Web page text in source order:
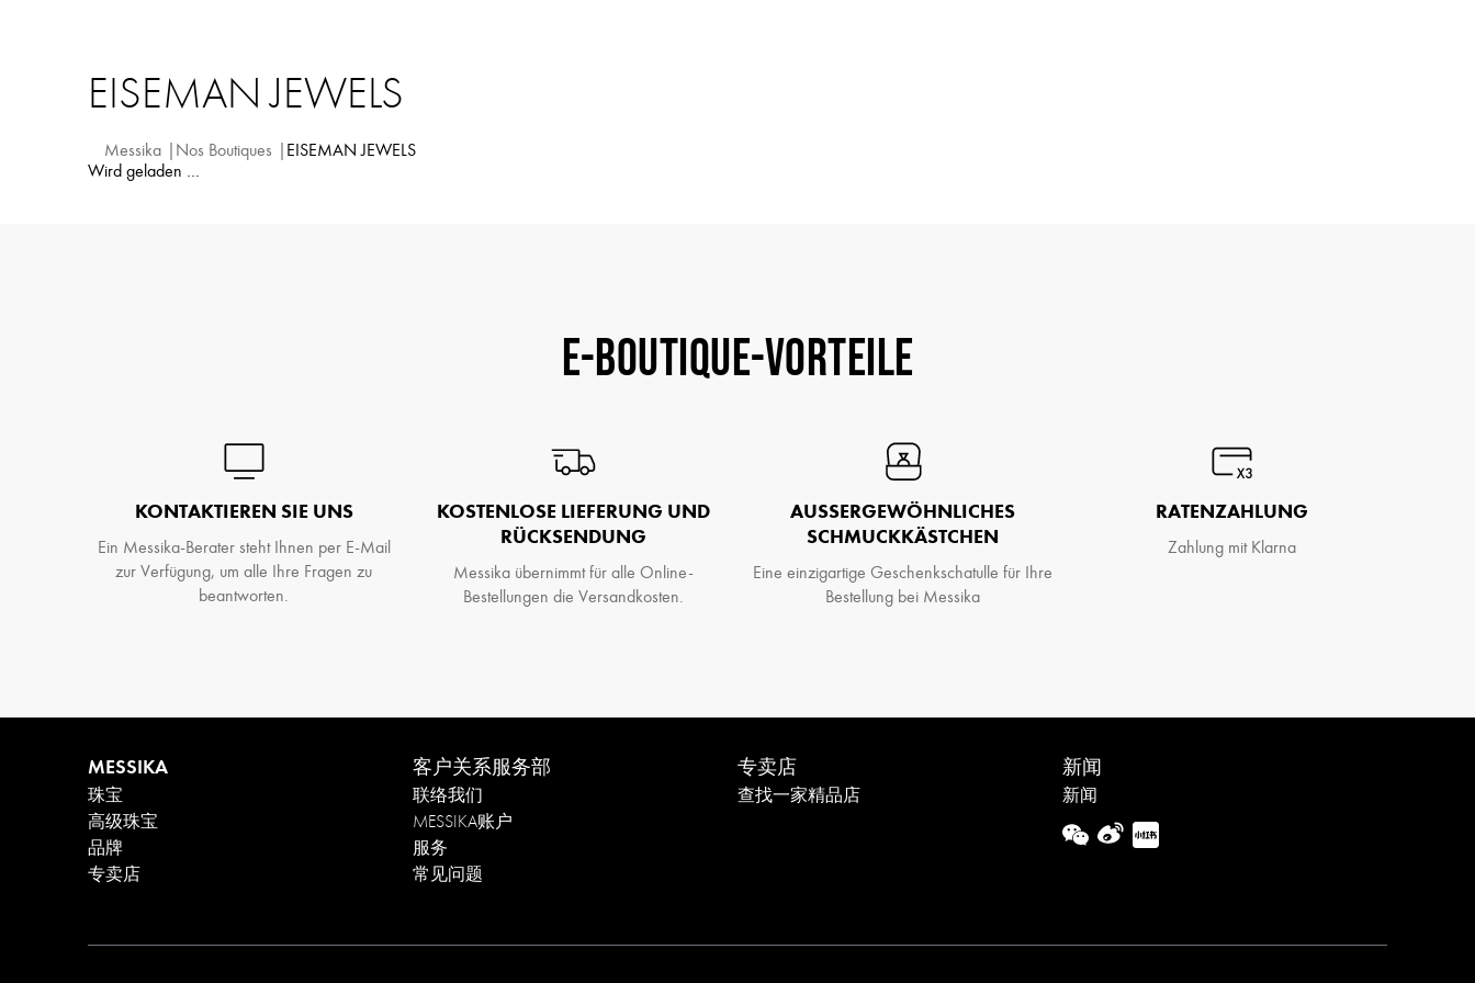
EISEMAN JEWELS
Messika Nos Boutiques
EISEMAN JEWELS
Wird geladen …
E-BOUTIQUE-VORTEILE
KONTAKTIEREN SIE UNS
Ein Messika-Berater steht Ihnen per E-Mail
zur Verfügung, um alle Ihre Fragen zu
beantworten.
KOSTENLOSE LIEFERUNG UND
RÜCKSENDUNG
Messika übernimmt für alle Online-
Bestellungen die Versandkosten.
AUSSERGEWÖHNLICHES S
CHMUCKKÄSTCHEN
Eine einzigartige Geschenkschatulle für Ihre
Bestellung bei Messika
RATENZAHLUNG
Zahlung mit Klarna
MESSIKA
珠宝
高级珠宝
品牌
专卖店
客户关系服务部
联络我们
MESSIKA账户
服务
常见问题
专卖店
查找一家精品店
新闻
新闻